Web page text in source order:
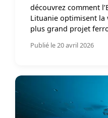
découvrez comment
Lituanie optimisent
plus grand projet
Publié le 20 avril 2026